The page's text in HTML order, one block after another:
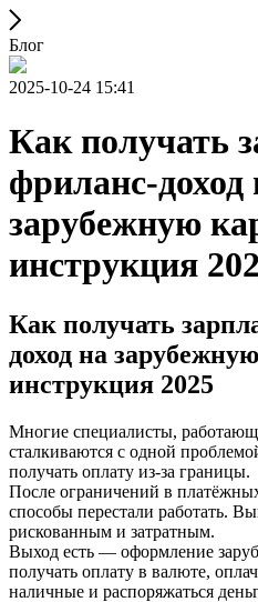
Блог
2025-10-24 15:41
Как получать
фриланс-доход
зарубежную
инструкция
Как получать
доход на
инструкция 2025
Многие специалисты,
сталкиваются с одной
получать оплату из-за границы.
После ограничений в
способы перестали работать.
рискованным и затратным.
Выход есть — оформление
получать оплату в валюте,
наличные и распоряжаться